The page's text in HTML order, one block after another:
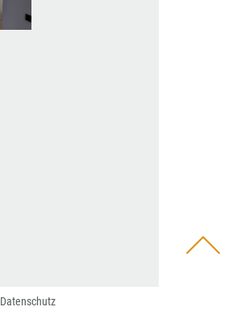
Datenschutz